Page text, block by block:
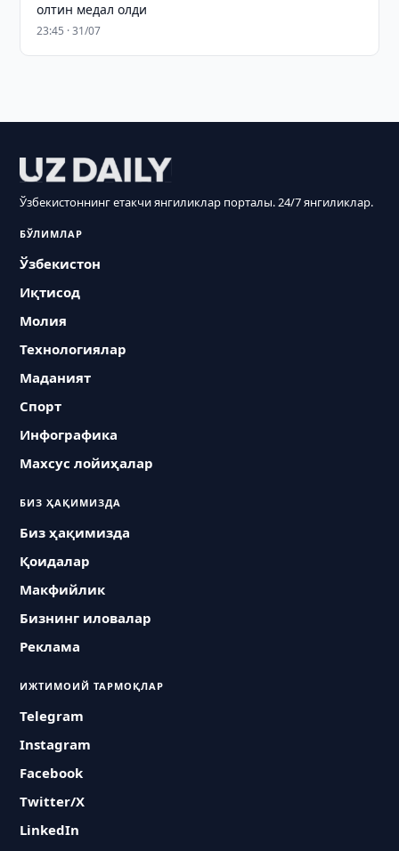
олтин медал олди
23:45 · 31/07
Ўзбекистоннинг етакчи янгиликлар порталы. 24/7 янгиликлар.
БЎЛИМЛАР
Ўзбекистон
Иқтисод
Молия
Технологиялар
Маданият
Спорт
Инфографика
Махсус лойиҳалар
БИЗ ҲАҚИМИЗДА
Биз ҳақимизда
Қоидалар
Макфийлик
Бизнинг иловалар
Реклама
ИЖТИМОИЙ ТАРМОҚЛАР
Telegram
Instagram
Facebook
Twitter/X
LinkedIn